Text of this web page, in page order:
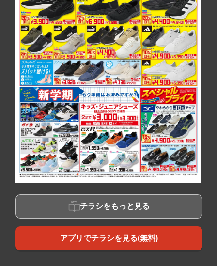
チラシをもっと見る
アプリでチラシを見る(無料)